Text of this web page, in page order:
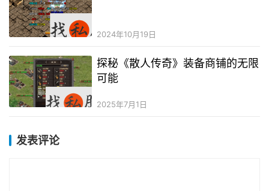
2024年10月19日
探秘《散人传奇》装备商铺的无限
可能
2025年7月1日
发表评论